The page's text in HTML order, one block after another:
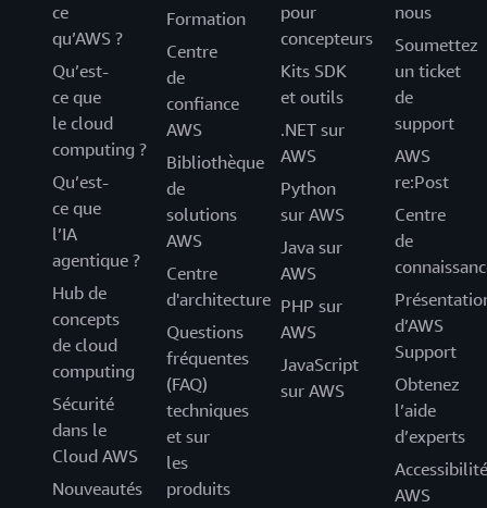
ce
qu’AWS ?
Qu’est-
ce que
le cloud
computing ?
Qu’est-
ce que
l’IA
agentique ?
Hub de
concepts
de cloud
computing
Sécurité
dans le
Cloud AWS
Nouveautés
Formation
Centre
de
confiance
AWS
Bibliothèque
de
solutions
AWS
Centre
d'architecture
Questions
fréquentes
(FAQ)
techniques
et sur
les
produits
pour
concepteurs
Kits SDK
et outils
.NET sur
AWS
Python
sur AWS
Java sur
AWS
PHP sur
AWS
JavaScript
sur AWS
nous
Soumettez
un ticket
de
support
AWS
re:Post
Centre
de
d’AWS
Support
Obtenez
l’aide
d’experts
Accessibilité
AWS